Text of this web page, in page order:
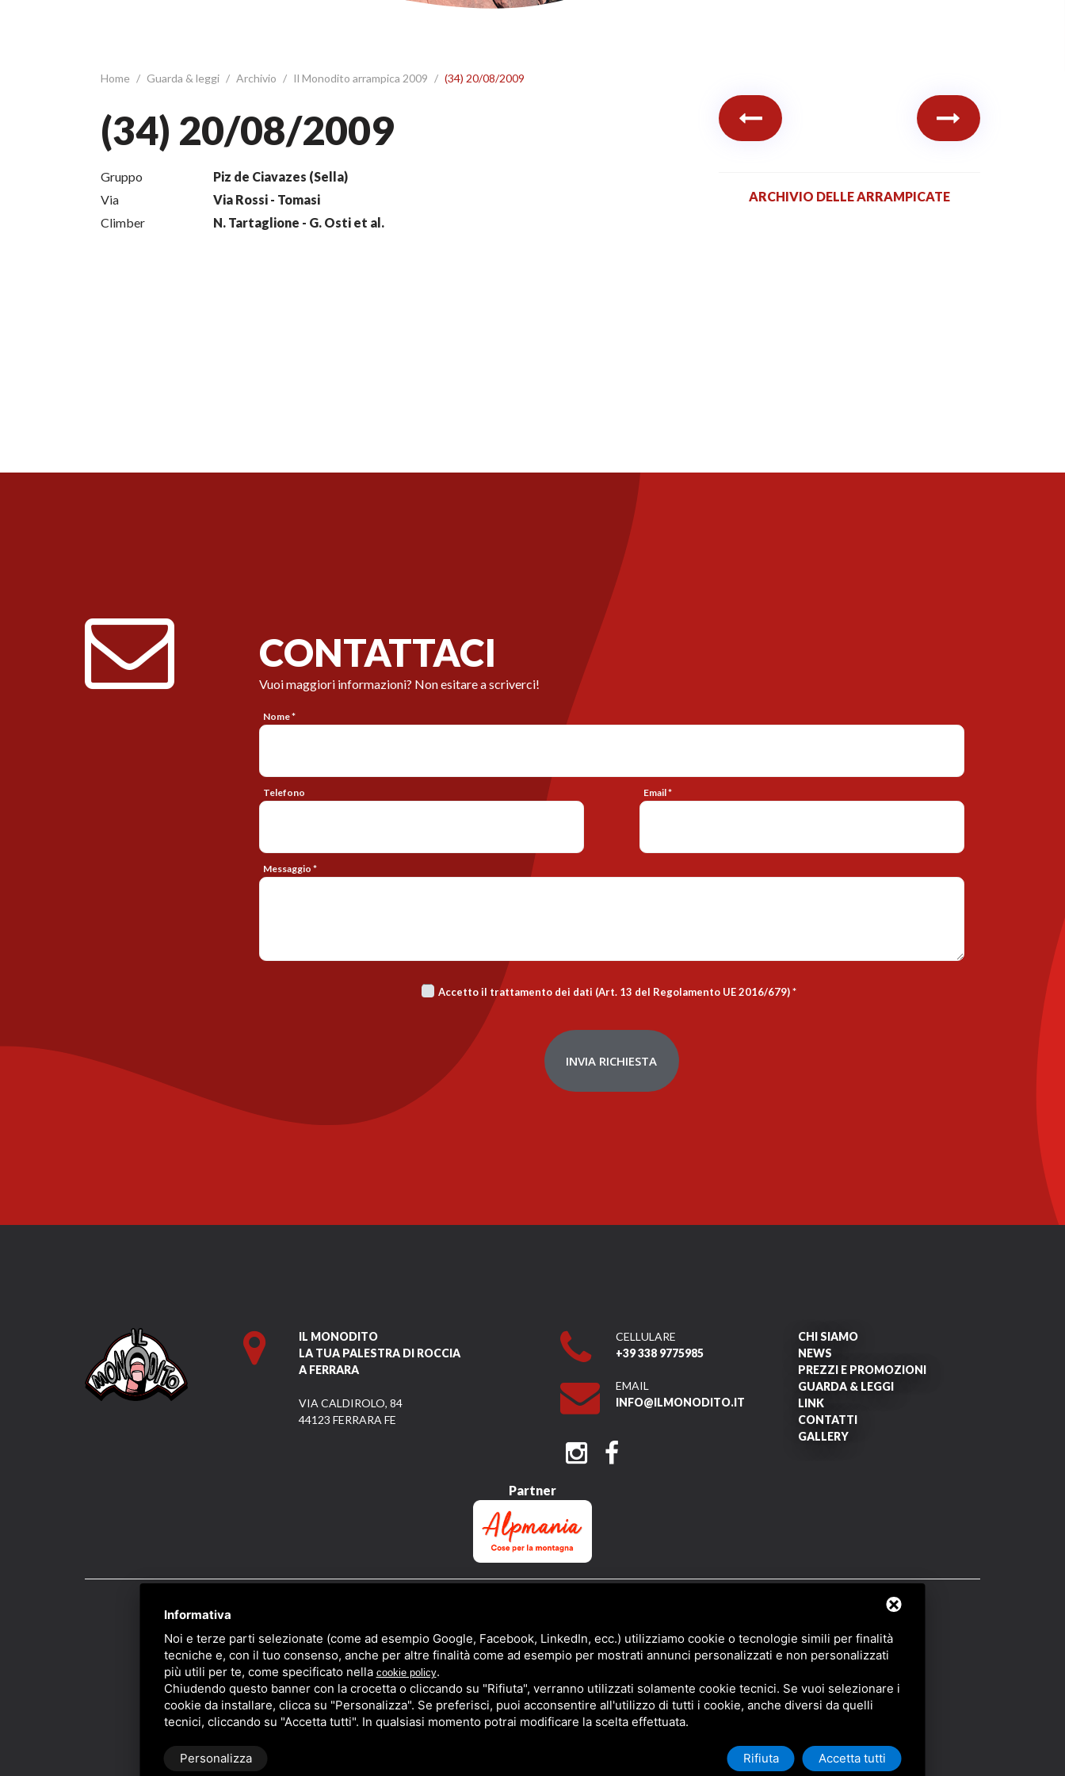
Home / Guarda & leggi / Archivio / Il Monodito arrampica 2009 / (34) 20/08/2009
(34) 20/08/2009
Gruppo
Piz de Ciavazes (Sella)
Via
Via Rossi - Tomasi
Climber
N. Tartaglione - G. Osti et al.
ARCHIVIO DELLE ARRAMPICATE
CONTATTACI
Vuoi maggiori informazioni? Non esitare a scriverci!
Nome *
Telefono Email *
Messaggio *
Accetto il trattamento dei dati (Art. 13 del Regolamento UE 2016/679)*
INVIA RICHIESTA
IL MONODITO
LA TUA PALESTRA DI ROCCIA
A FERRARA
VIA CALDIROLO, 84
44123 FERRARA FE
CELLULARE
+39 338 9775985
EMAIL
INFO@ILMONODITO.IT
CHI SIAMO
NEWS
PREZZI E PROMOZIONI
GUARDA & LEGGI
LINK
CONTATTI
GALLERY
Partner
Informativa
Noi e terze parti selezionate (come ad esempio Google, Facebook, LinkedIn, ecc.) utilizziamo cookie o tecnologie simili per finalità
tecniche e, con il tuo consenso, anche per altre finalità come ad esempio per mostrati annunci personalizzati e non personalizzati
più utili per te, come specificato nella cookie policy.
Chiudendo questo banner con la crocetta o cliccando su "Rifiuta", verranno utilizzati solamente cookie tecnici. Se vuoi selezionare i
cookie da installare, clicca su "Personalizza". Se preferisci, puoi acconsentire all'utilizzo di tutti i cookie, anche diversi da quelli
tecnici, cliccando su "Accetta tutti". In qualsiasi momento potrai modificare la scelta effettuata.
Personalizza Rifiuta Accetta tutti